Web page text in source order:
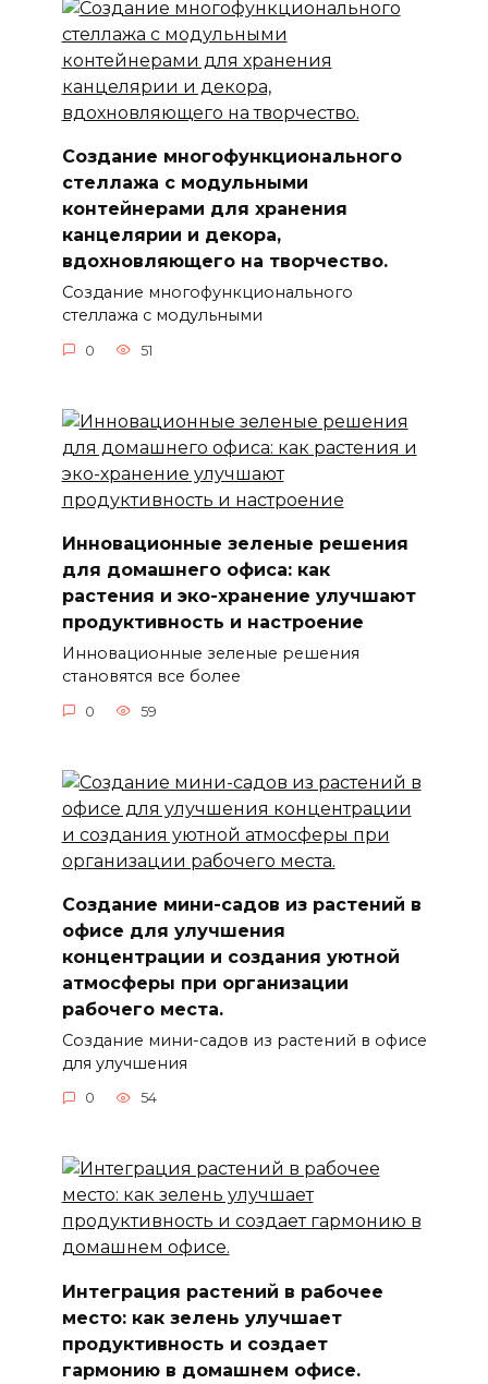
Создание многофункционального
стеллажа с модульными
контейнерами для хранения
канцелярии и декора,
вдохновляющего на творчество.
Создание многофункционального
стеллажа с модульными
0 51
Инновационные зеленые решения
для домашнего офиса: как
растения и эко-хранение улучшают
продуктивность и настроение
Инновационные зеленые решения
становятся все более
0 59
Создание мини-садов из растений в
офисе для улучшения
концентрации и создания уютной
атмосферы при организации
рабочего места.
Создание мини-садов из растений в офисе
для улучшения
0 54
Интеграция растений в рабочее
место: как зелень улучшает
продуктивность и создает
гармонию в домашнем офисе.